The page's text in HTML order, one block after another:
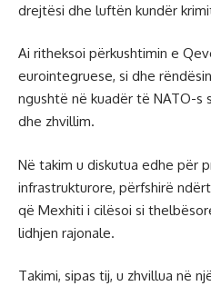
drejtësi dhe luftën kundër
Ai ritheksoi përkushtimin e
eurointegruese, si dhe
ngushtë në kuadër të NATO-s
dhe zhvillim.
Në takim u diskutua edhe për
infrastrukturore, përfshirë
që Mexhiti i cilësoi si
lidhjen rajonale.
Takimi, sipas tij, u zhvillua në